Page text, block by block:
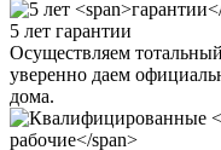
5 лет гарантии
Осуществляем
уверенно даем
дома.